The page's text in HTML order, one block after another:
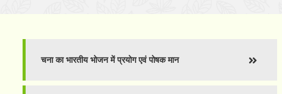
चना का भारतीय भोजन में प्रयोग एवं पोषक मान